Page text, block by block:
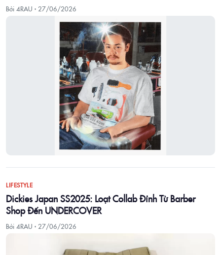
Bởi 4RAU · 27/06/2026
LIFESTYLE
Dickies Japan SS2025: Loạt Collab Đỉnh Từ Barber
Shop Đến UNDERCOVER
Bởi 4RAU · 27/06/2026